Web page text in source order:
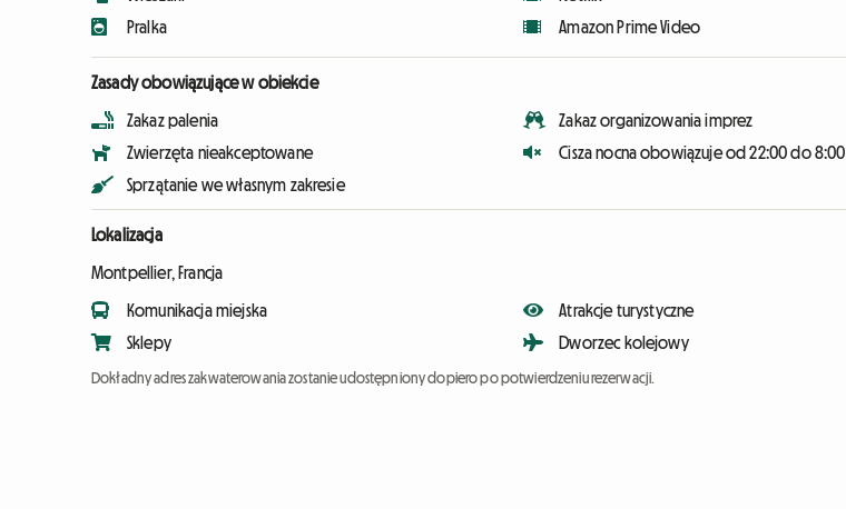
Pralka
Amazon Prime Video
Zasady obowiązujące w obiekcie
Zakaz palenia
Zwierzęta nieakceptowane
Sprzątanie we własnym zakresie
Zakaz organizowania imprez
Cisza nocna obowiązuje od 22:00 do 8:00
Lokalizacja
Montpellier, Francja
Komunikacja miejska
Sklepy
Atrakcje turystyczne
Dworzec kolejowy
Dokładny adres zakwaterowania zostanie udostępniony dopiero po potwierdzeniu rezerwacji.